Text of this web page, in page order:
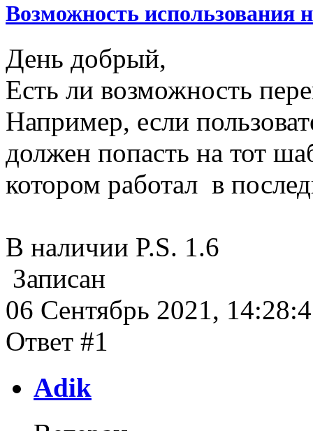
Возможность использования
День добрый,
Есть ли возможность
Например, если
должен попасть на тот
котором работал в
В наличии P.S. 1.6
Записан
06 Сентябрь 2021,
Ответ #1
Adik